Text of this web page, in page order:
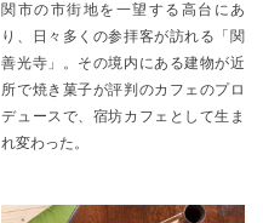
関市の市街地を一望する高台にあ
り、日々多くの参拝客が訪れる「関
善光寺」。その境内にある建物が近
所で焼き菓子が評判のカフェのプロ
デュースで、宿坊カフェとして生ま
れ変わった。